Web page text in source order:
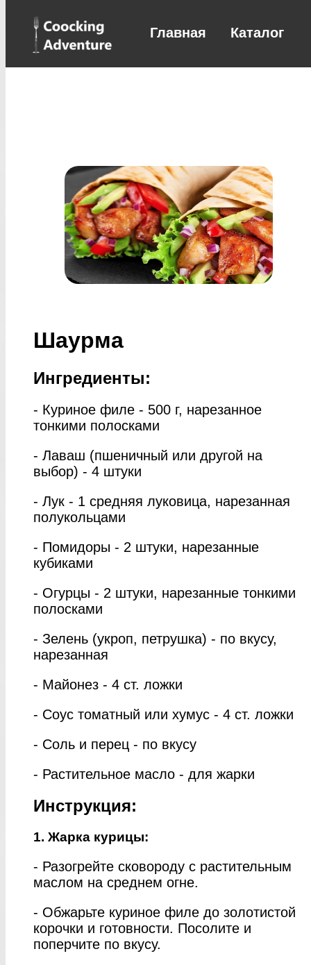
Главная Каталог
Шаурма
Ингредиенты:
- Куриное филе - 500 г, нарезанное
тонкими полосками
- Лаваш (пшеничный или другой на
выбор) - 4 штуки
- Лук - 1 средняя луковица, нарезанная
полукольцами
- Помидоры - 2 штуки, нарезанные
кубиками
- Огурцы - 2 штуки, нарезанные тонкими
полосками
- Зелень (укроп, петрушка) - по вкусу,
нарезанная
- Майонез - 4 ст. ложки
- Соус томатный или хумус - 4 ст. ложки
- Соль и перец - по вкусу
- Растительное масло - для жарки
Инструкция:
1. Жарка курицы:
- Разогрейте сковороду с растительным
маслом на среднем огне.
- Обжарьте куриное филе до золотистой
корочки и готовности. Посолите и
поперчите по вкусу.